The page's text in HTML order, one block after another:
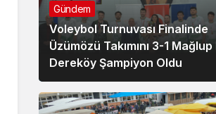
Gündem
Voleybol Turnuvası Finalinde
Üzümözü Takımını 3-1 Mağlup
Dereköy Şampiyon Oldu